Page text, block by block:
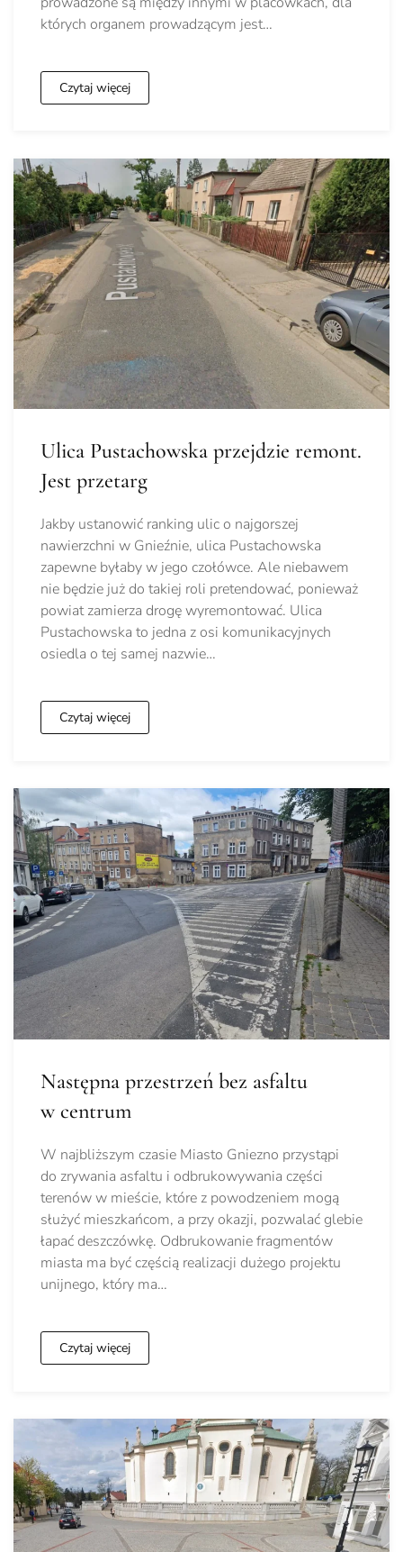
których organem prowadzącym jest…
Czytaj więcej
Ulica Pustachowska przejdzie remont.
Jest przetarg
Jakby ustanowić ranking ulic o najgorszej
nawierzchni w Gnieźnie, ulica Pustachowska
zapewne byłaby w jego czołówce. Ale niebawem
nie będzie już do takiej roli pretendować, ponieważ
powiat zamierza drogę wyremontować. Ulica
Pustachowska to jedna z osi komunikacyjnych
osiedla o tej samej nazwie…
Czytaj więcej
Następna przestrzeń bez asfaltu
w centrum
W najbliższym czasie Miasto Gniezno przystąpi
do zrywania asfaltu i odbrukowywania części
terenów w mieście, które z powodzeniem mogą
służyć mieszkańcom, a przy okazji, pozwalać glebie
łapać deszczówkę. Odbrukowanie fragmentów
miasta ma być częścią realizacji dużego projektu
unijnego, który ma…
Czytaj więcej